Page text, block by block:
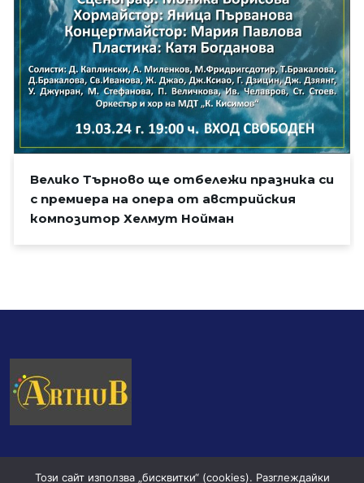
Велико Търново ще отбележи празника си
с премиера на опера от австрийския
композитор Хелмут Нойман
Този сайт използва „бисквитки“ (cookies). Разглеждайки